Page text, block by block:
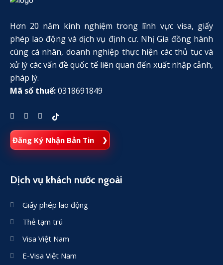
Hơn 20 năm kinh nghiệm trong lĩnh vực visa, giấy
phép lao động và dịch vụ định cư. Nhị Gia đồng hành
cùng cá nhân, doanh nghiệp thực hiện các thủ tục và
xử lý các vấn đề quốc tế liên quan đến xuất nhập cảnh,
pháp lý.
Mã số thuế:0318691849
Đăng Ký Nhận Bản Tin
Dịch vụ khách nước ngoài
Giấy phép lao động
Thẻ tạm trú
Visa Việt Nam
E-Visa Việt Nam